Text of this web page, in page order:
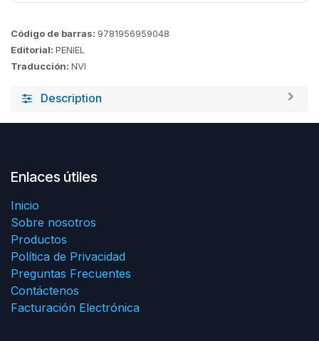
Código de barras: 9781956959048
Editorial: PENIEL
Traducción: NVI
Description
Enlaces útiles
Inicio
Sobre nosotros
Productos
Política de Privacidad
Preguntas Frecuentes
Contáctenos
Facturación Electrónica